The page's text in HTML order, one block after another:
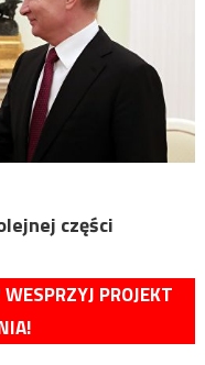
części
PROJEKT